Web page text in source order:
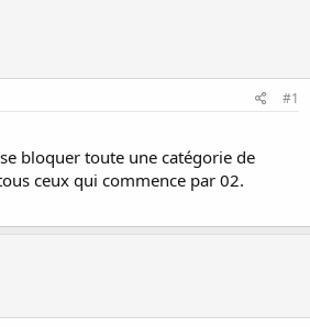
#1
bloquer toute une catégorie de
ceux qui commence par 02.